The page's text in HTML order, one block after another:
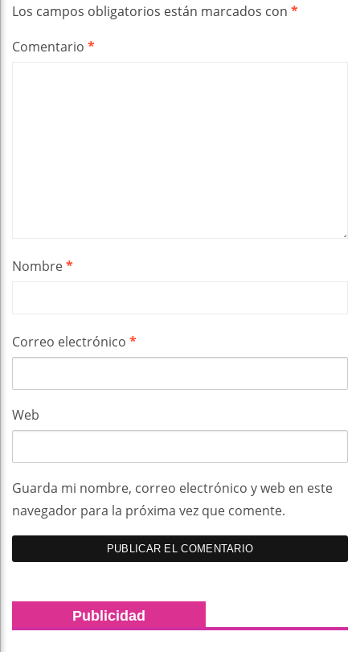
Los campos obligatorios están marcados con *
Comentario *
Nombre*
Correo electrónico *
Web
Guarda mi nombre, correo electrónico y web en este
navegador para la próxima vez que comente.
Publicidad